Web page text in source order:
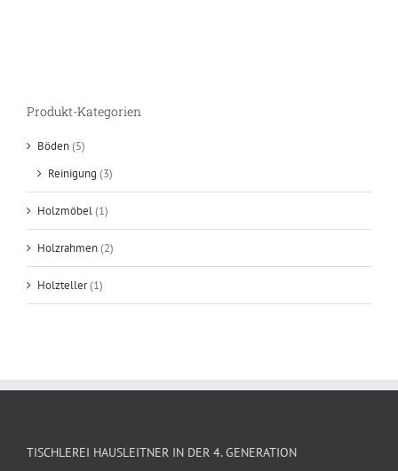
Produkt-Kategorien
Böden(5)
Reinigung (3)
Holzmöbel(1)
Holzrahmen(2)
Holzteller(1)
TISCHLEREI HAUSLEITNER IN DER 4. GENERATION